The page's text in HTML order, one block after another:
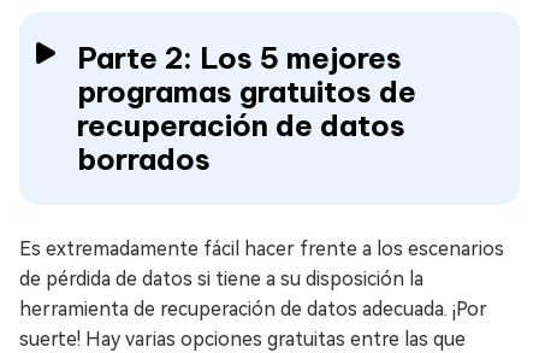
Parte 2: Los 5 mejores
programas gratuitos de
recuperación de datos
borrados
Es extremadamente fácil hacer frente a los escenarios
de pérdida de datos si tiene a su disposición la
herramienta de recuperación de datos adecuada. ¡Por
suerte! Hay varias opciones gratuitas entre las que